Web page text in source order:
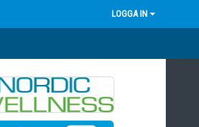
LOGGA IN